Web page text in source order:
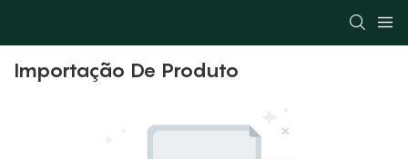
Importação De Produto